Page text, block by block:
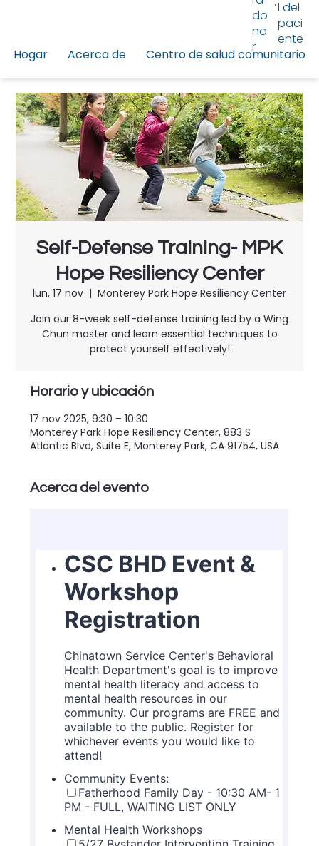
Hogar Acerca de Centro de salud comunitario
do
na
r
l del
paci
ente
Self-Defense Training- MPK
Hope Resiliency Center
lun, 17 nov
  |
Monterey Park Hope Resiliency Center
Join our 8-week self-defense training led by a Wing
Chun master and learn essential techniques to
protect yourself effectively!
Horario y ubicación
17 nov 2025, 9:30 – 10:30
Monterey Park Hope Resiliency Center, 883 S
Atlantic Blvd, Suite E, Monterey Park, CA 91754, USA
Acerca del evento